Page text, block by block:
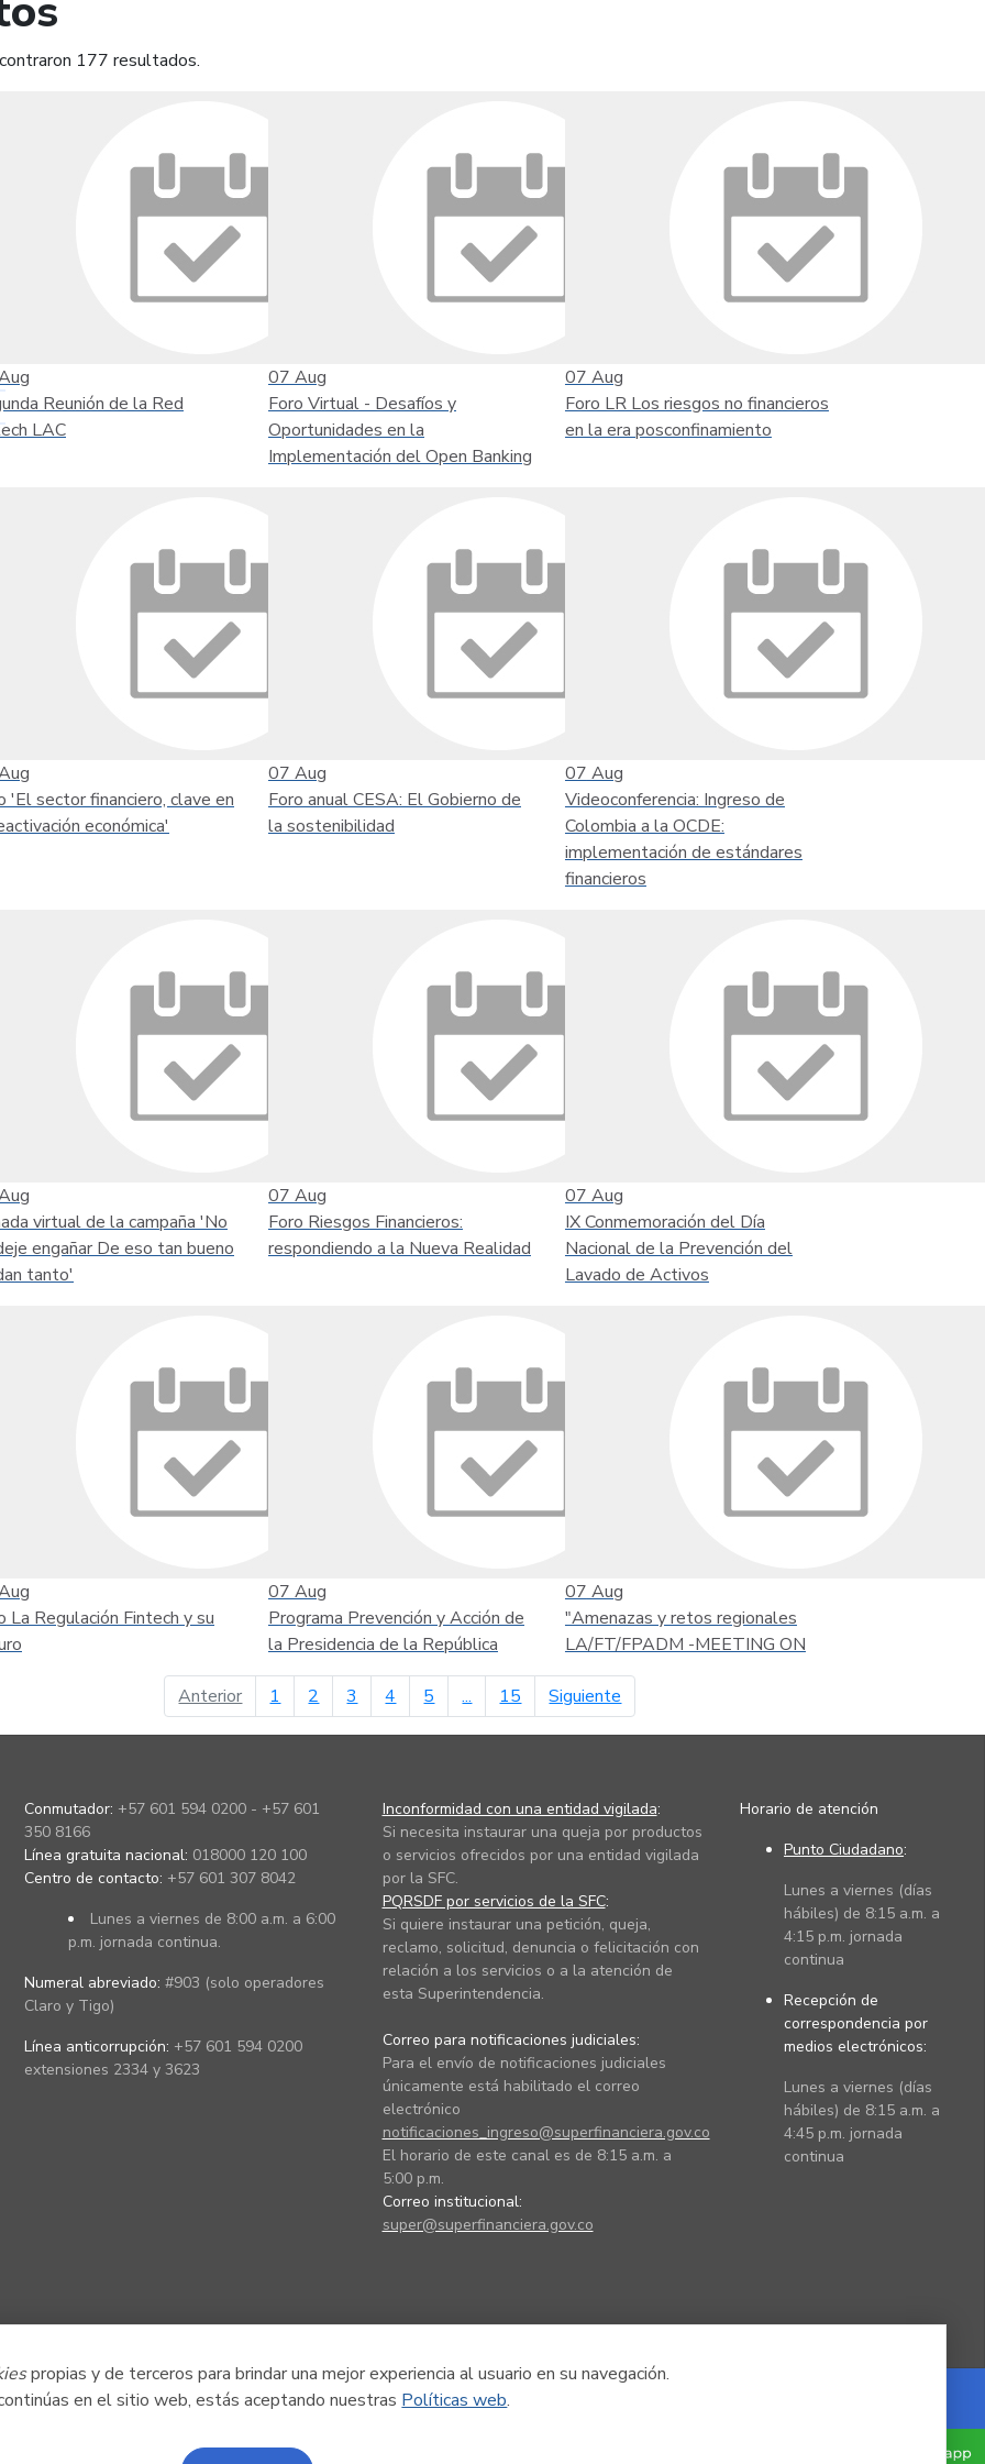
propias y de terceros para brindar una mejor experiencia al usuario en su navegación.
en el sitio web, estás aceptando nuestras Políticas web.
177 resultados.
Reunión de la Red
LAC
07 Aug
Foro Virtual - Desafíos y
Oportunidades en la
Implementación del Open Banking
07 Aug
Foro LR Los riesgos no financieros
en la era posconfinamiento
'El sector financiero, clave en
económica'
07 Aug
Foro anual CESA: El Gobierno de
la sostenibilidad
07 Aug
Videoconferencia: Ingreso de
Colombia a la OCDE:
implementación de estándares
financieros
virtual de la campaña 'No
engañar De eso tan bueno
tanto'
07 Aug
Foro Riesgos Financieros:
respondiendo a la Nueva Realidad
07 Aug
IX Conmemoración del Día
Nacional de la Prevención del
Lavado de Activos
La Regulación Fintech y su
07 Aug
Programa Prevención y Acción de
la Presidencia de la República
07 Aug
"Amenazas y retos regionales
LA/FT/FPADM -MEETING ON
Anteriorpágina anterior
1 2 3 4 5 ... 15 Siguiente
Conmutador: +57 601 594 0200 - +57 601
350 8166
Línea gratuita nacional: 018000 120 100
Centro de contacto: +57 601 307 8042
Lunes a viernes de 8:00 a.m. a 6:00
p.m. jornada continua.
Numeral abreviado: #903 (solo operadores
Claro y Tigo)
Línea anticorrupción: +57 601 594 0200
extensiones 2334 y 3623
Inconformidad con una entidad vigilada:
Si necesita instaurar una queja por productos
o servicios ofrecidos por una entidad vigilada
por la SFC.
PQRSDF por servicios de la SFC:
Si quiere instaurar una petición, queja,
reclamo, solicitud, denuncia o felicitación con
relación a los servicios o a la atención de
esta Superintendencia.
Correo para notificaciones judiciales:
Para el envío de notificaciones judiciales
únicamente está habilitado el correo
electrónico
notificaciones_ingreso@superfinanciera.gov.co
El horario de este canal es de 8:15 a.m. a
5:00 p.m.
Correo institucional:
super@superfinanciera.gov.co
Horario de atención
Punto Ciudadano:
Lunes a viernes (días
hábiles) de 8:15 a.m. a
4:15 p.m. jornada
continua
Recepción de
correspondencia por
medios electrónicos:
Lunes a viernes (días
hábiles) de 8:15 a.m. a
4:45 p.m. jornada
continua
Powered by Nexura